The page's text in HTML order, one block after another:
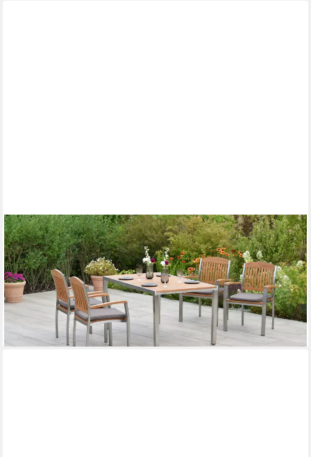
MERXX
Garten-Essgruppe »Keros«, (Set, 9-tlg., Inkl. Sitzkissen,
Edelstahlgestell), Tisch: LxB: 150x90 cm
1.036,09 € UVP2.194,90 €
-53%
lieferbar - in 4-5 Werktagen bei dir